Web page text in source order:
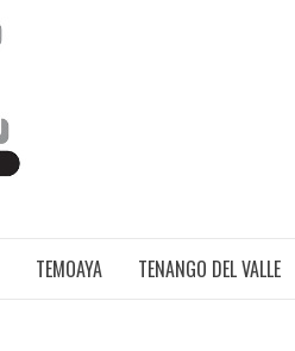
TEMOAYA TENANGO DEL VALLE